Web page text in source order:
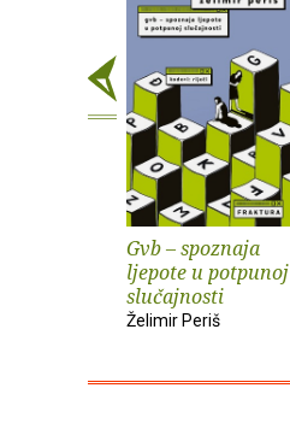
Gvb – spoznaja
ljepote u potpunoj
slučajnosti
Želimir Periš